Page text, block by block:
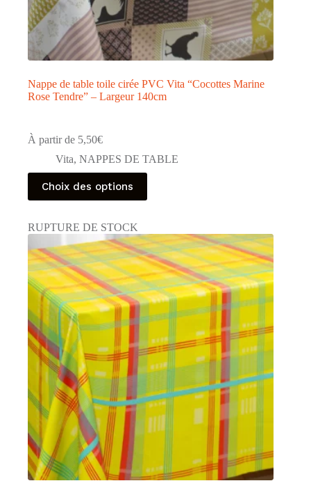
Nappe de table toile cirée PVC Vita “Cocottes Marine
Rose Tendre” – Largeur 140cm
À partir de 5,50€
Vita, NAPPES DE TABLE
Choix des options
Ce
produit
a
variations.
options
peuvent
être
choisies
sur
la
page
du
produit
RUPTURE DE STOCK